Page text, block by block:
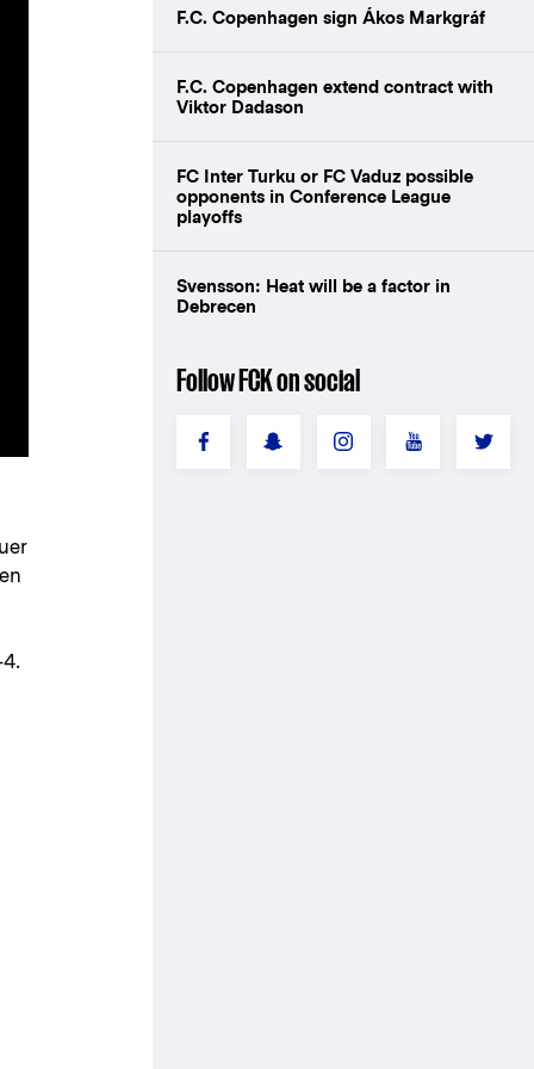
F.C. Copenhagen sign Ákos Markgráf
F.C. Copenhagen extend contract with
Viktor Dadason
FC Inter Turku or FC Vaduz possible
opponents in Conference League
playoffs
Svensson: Heat will be a factor in
Debrecen
Follow FCK on social